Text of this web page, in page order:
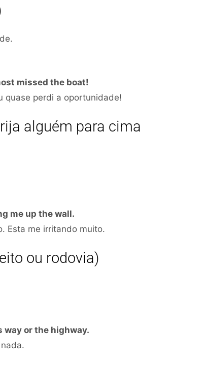
missed the boat!
quase perdi a oportunidade!
alguém para cima
me up the wall.
Esta me irritando muito.
ou rodovia)
way or the highway.